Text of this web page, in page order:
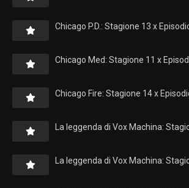
Chicago P.D.: Stagione 13 x
Chicago Med: Stagione 11 x
Chicago Fire: Stagione 14 x
La leggenda di Vox Machina:
La leggenda di Vox Machina: